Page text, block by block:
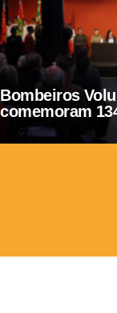
Bombeiros
comemoram